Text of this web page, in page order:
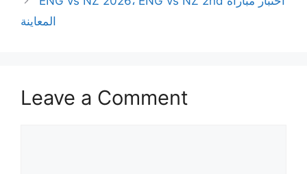
المعاينة
Leave a Comment